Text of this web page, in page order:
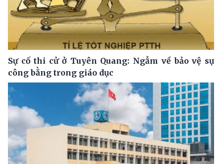
Sự cố thi cử ở Tuyên Quang: Ngẫm về bảo vệ sự
công bằng trong giáo dục